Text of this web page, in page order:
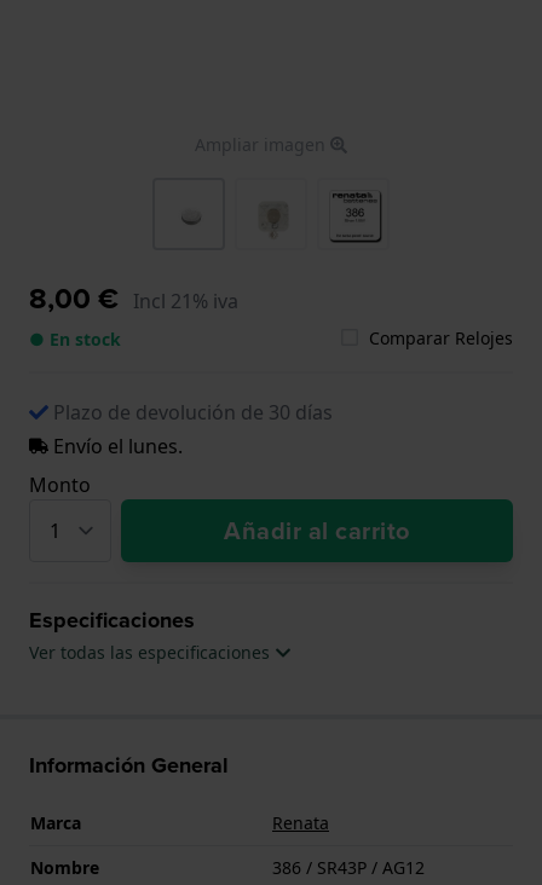
Ampliar imagen
8,00 € Incl 21% iva
● En stock Comparar Relojes
Plazo de devolución de 30 días
Envío el lunes.
Monto
Añadir al carrito
Especificaciones
Ver todas las especificaciones
Información General
Marca
Renata
Nombre
386 / SR43P / AG12